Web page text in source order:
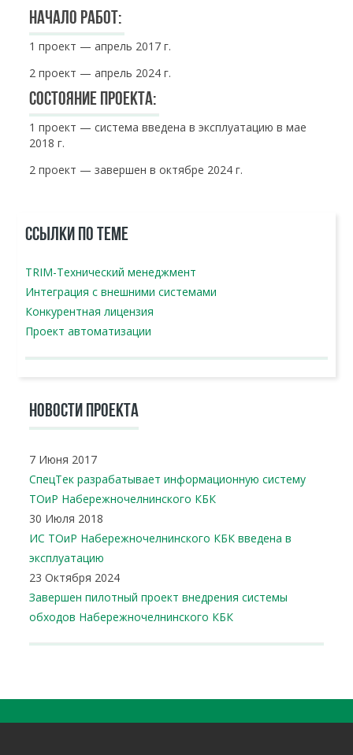
Начало работ:
1 проект — апрель 2017 г.
2 проект — апрель 2024 г.
Состояние проекта:
1 проект — система введена в эксплуатацию в мае
2018 г.
2 проект — завершен в октябре 2024 г.
ССЫЛКИ ПО ТЕМЕ
TRIM-Технический менеджмент
Интеграция с внешними системами
Конкурентная лицензия
Проект автоматизации
НОВОСТИ ПРОЕКТА
7 Июня 2017
СпецТек разрабатывает информационную систему
ТОиР Набережночелнинского КБК
30 Июля 2018
ИС ТОиР Набережночелнинского КБК введена в
эксплуатацию
23 Октября 2024
Завершен пилотный проект внедрения системы
обходов Набережночелнинского КБК